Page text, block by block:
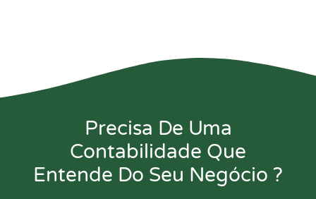
Precisa De Uma
Contabilidade Que
Entende Do Seu Negócio ?